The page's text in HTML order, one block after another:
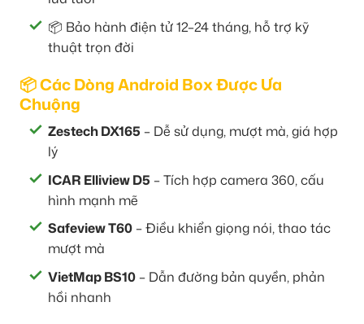
📦 Bảo hành điện tử 12–24 tháng, hỗ trợ kỹ
thuật trọn đời
📦 Các Dòng Android Box Được Ưa
Chuộng
Zestech DX165 – Dễ sử dụng, mượt mà, giá hợp
lý
ICAR Elliview D5 – Tích hợp camera 360, cấu
hình mạnh mẽ
Safeview T60 – Điều khiển giọng nói, thao tác
mượt mà
VietMap BS10 – Dẫn đường bản quyền, phản
hồi nhanh